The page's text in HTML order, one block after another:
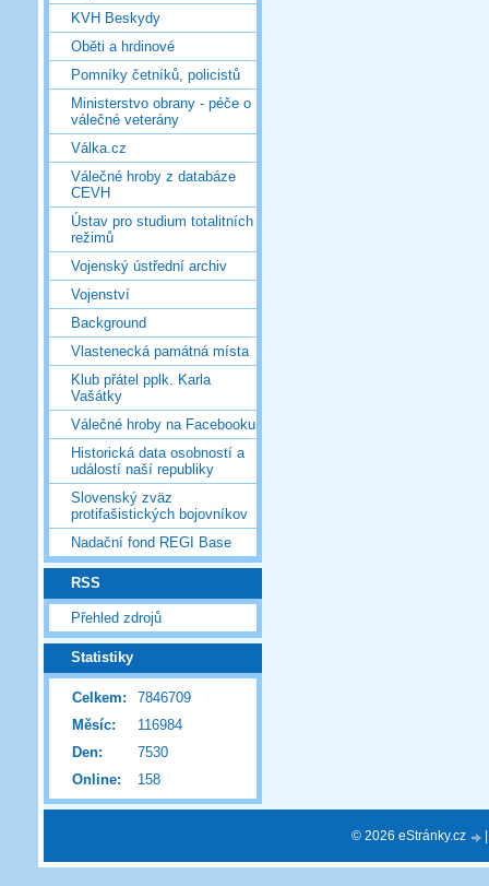
KVH Beskydy
Oběti a hrdinové
Pomníky četníků, policistů
Ministerstvo obrany - péče o
válečné veterány
Válka.cz
Válečné hroby z databáze
CEVH
Ústav pro studium totalitních
režimů
Vojenský ústřední archiv
Vojenství
Background
Vlastenecká památná místa
Klub přátel pplk. Karla
Vašátky
Válečné hroby na Facebooku
Historická data osobností a
událostí naší republiky
Slovenský zväz
protifašistických bojovníkov
Nadační fond REGI Base
RSS
Přehled zdrojů
Statistiky
Online: 158
Celkem:
7846709
Měsíc:
116984
Den:
7530
© 2026 eStránky.cz